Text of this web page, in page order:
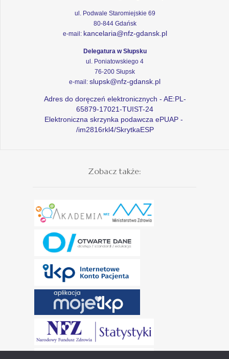
ul. Podwale Staromiejskie 69
80-844 Gdańsk
e-mail: kancelaria@nfz-gdansk.pl
Delegatura w Słupsku
ul. Poniatowskiego 4
76-200 Słupsk
e-mail: slupsk@nfz-gdansk.pl
Adres do doręczeń elektronicznych - AE:PL-
65879-17021-TUIST-24
Elektroniczna skrzynka podawcza ePUAP -
/im2816rkl4/SkrytkaESP
Zobacz także: